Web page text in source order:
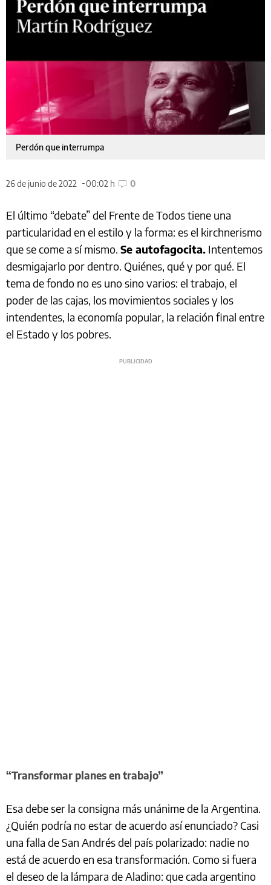
Perdón que interrumpa
26 de junio de 2022 00:02 h 0
El último “debate” del Frente de Todos tiene una
particularidad en el estilo y la forma: es el kirchnerismo
que se come a sí mismo. Se autofagocita. Intentemos
desmigajarlo por dentro. Quiénes, qué y por qué. El
tema de fondo no es uno sino varios: el trabajo, el
poder de las cajas, los movimientos sociales y los
intendentes, la economía popular, la relación final entre
el Estado y los pobres.
“Transformar planes en trabajo”
Esa debe ser la consigna más unánime de la Argentina.
¿Quién podría no estar de acuerdo así enunciado? Casi
una falla de San Andrés del país polarizado: nadie no
está de acuerdo en esa transformación. Como si fuera
el deseo de la lámpara de Aladino: que cada argentino